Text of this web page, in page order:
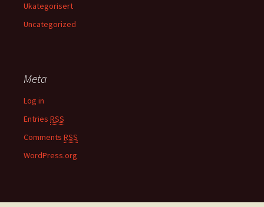
Ukategorisert
Uncategorized
Meta
Log in
Entries RSS
Comments RSS
WordPress.org